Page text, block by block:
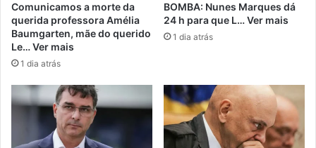
Comunicamos a morte da
querida professora Amélia
Baumgarten, mãe do querido
Le… Ver mais
1 dia atrás
BOMBA: Nunes Marques dá
24 h para que L… Ver mais
1 dia atrás